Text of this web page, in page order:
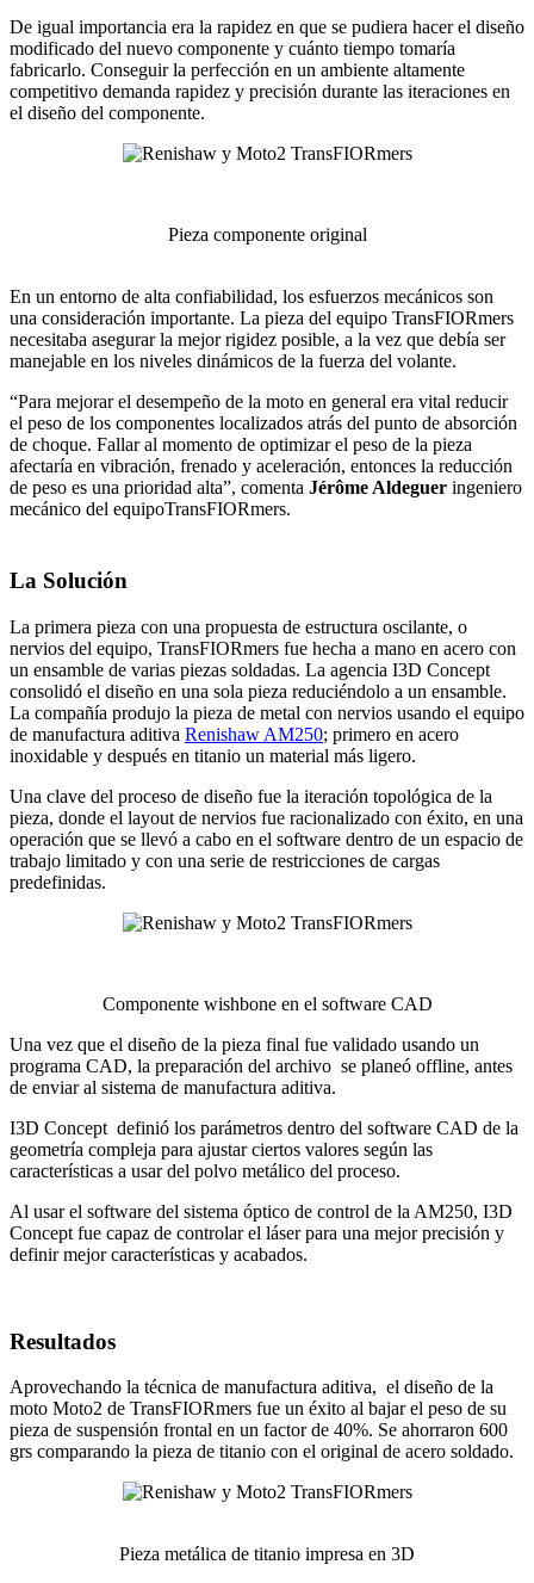
De igual importancia era la rapidez en que se pudiera hacer el diseño
modificado del nuevo componente y cuánto tiempo tomaría
fabricarlo. Conseguir la perfección en un ambiente altamente
competitivo demanda rapidez y precisión durante las iteraciones en
el diseño del componente.
Pieza componente original
En un entorno de alta confiabilidad, los esfuerzos mecánicos son
una consideración importante. La pieza del equipo TransFIORmers
necesitaba asegurar la mejor rigidez posible, a la vez que debía ser
manejable en los niveles dinámicos de la fuerza del volante.
“Para mejorar el desempeño de la moto en general era vital reducir
el peso de los componentes localizados atrás del punto de absorción
de choque. Fallar al momento de optimizar el peso de la pieza
afectaría en vibración, frenado y aceleración, entonces la reducción
de peso es una prioridad alta”, comenta Jérôme Aldeguer ingeniero
mecánico del equipoTransFIORmers.
La Solución
La primera pieza con una propuesta de estructura oscilante, o
nervios del equipo, TransFIORmers fue hecha a mano en acero con
un ensamble de varias piezas soldadas. La agencia I3D Concept
consolidó el diseño en una sola pieza reduciéndolo a un ensamble.
La compañía produjo la pieza de metal con nervios usando el equipo
de manufactura aditiva Renishaw AM250; primero en acero
inoxidable y después en titanio un material más ligero.
Una clave del proceso de diseño fue la iteración topológica de la
pieza, donde el layout de nervios fue racionalizado con éxito, en una
operación que se llevó a cabo en el software dentro de un espacio de
trabajo limitado y con una serie de restricciones de cargas
predefinidas.
Componente wishbone en el software CAD
Una vez que el diseño de la pieza final fue validado usando un
programa CAD, la preparación del archivo se planeó offline, antes
de enviar al sistema de manufactura aditiva.
I3D Concept definió los parámetros dentro del software CAD de la
geometría compleja para ajustar ciertos valores según las
características a usar del polvo metálico del proceso.
Al usar el software del sistema óptico de control de la AM250, I3D
Concept fue capaz de controlar el láser para una mejor precisión y
definir mejor características y acabados.
Resultados
Aprovechando la técnica de manufactura aditiva, el diseño de la
moto Moto2 de TransFIORmers fue un éxito al bajar el peso de su
pieza de suspensión frontal en un factor de 40%. Se ahorraron 600
grs comparando la pieza de titanio con el original de acero soldado.
Pieza metálica de titanio impresa en 3D